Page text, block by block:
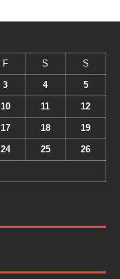
F S S
3 4 5
10 11 12
17 18 19
24 25 26